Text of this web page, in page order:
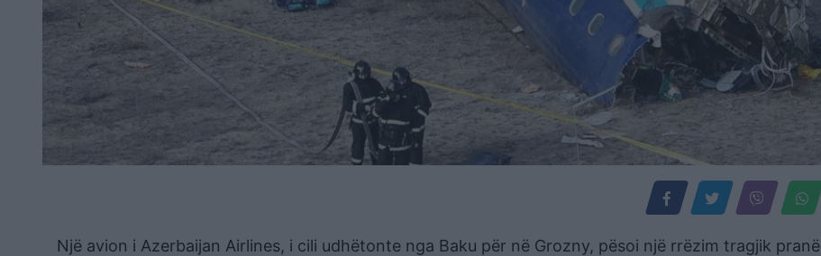
Një avion i Azerbaijan Airlines, i cili udhëtonte nga Baku për në Grozny, pësoi një rrëzim tragjik pranë